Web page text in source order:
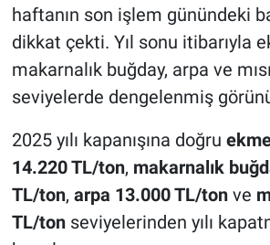
haftanın son işlem günündeki
dikkat çekti. Yıl sonu itibarıyla
makarnalık buğday, arpa ve
seviyelerde dengelenmiş
2025 yılı kapanışına doğru
14.220 TL/ton, makarnalık
TL/ton, arpa 13.000 TL/tonve
TL/tonseviyelerinden yılı